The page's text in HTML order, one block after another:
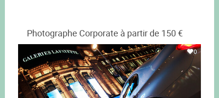
Photographe Corporate à partir de 150 €
0